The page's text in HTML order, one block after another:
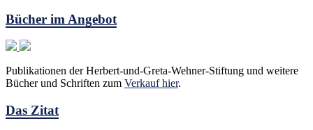
Bücher im Angebot
Publikationen der Herbert-und-Greta-Wehner-Stiftung und weitere
Bücher und Schriften zum Verkauf hier.
Das Zitat